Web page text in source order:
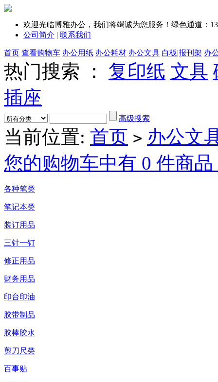
欢迎光临博雅办公，我们将竭诚为您服务！绿色通道：
公司简介 | 联系我们
首页 查看购物车 办公用纸 办公耗材 办公文具 白板|报刊架 办
热门搜索 ： 复印纸 文具
插座
高级搜索
当前位置: 首页 > 办公文
您的购物车中有 0 件商
各种笔类
笔记本类
装订用品
三针一钉
修正用品
财务用品
印台印油
胶带制品
胶棒胶水
剪刀尺类
百事贴